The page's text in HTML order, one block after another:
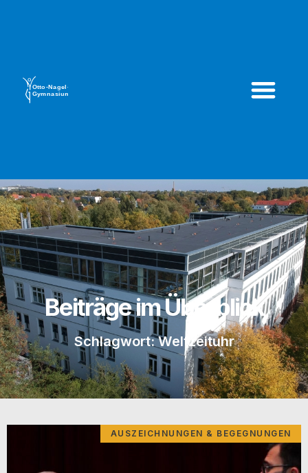
Beiträge im Überblick
Schlagwort: Weltzeituhr
AUSZEICHNUNGEN & BEGEGNUNGEN